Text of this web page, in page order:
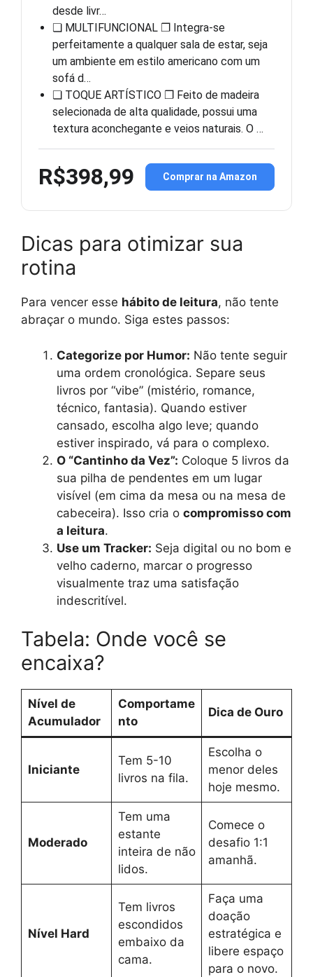
desde livr…
❏ MULTIFUNCIONAL ❐ Integra-se
perfeitamente a qualquer sala de estar, seja
um ambiente em estilo americano com um
sofá d…
❏ TOQUE ARTÍSTICO ❐ Feito de madeira
selecionada de alta qualidade, possui uma
textura aconchegante e veios naturais. O …
R$398,99 Comprar na Amazon
Dicas para otimizar sua
rotina
Para vencer esse hábito de leitura, não tente
abraçar o mundo. Siga estes passos:
Categorize por Humor: Não tente seguir
uma ordem cronológica. Separe seus
livros por “vibe” (mistério, romance,
técnico, fantasia). Quando estiver
cansado, escolha algo leve; quando
estiver inspirado, vá para o complexo.
O “Cantinho da Vez”: Coloque 5 livros da
sua pilha de pendentes em um lugar
visível (em cima da mesa ou na mesa de
cabeceira). Isso cria o compromisso com
a leitura.
Use um Tracker: Seja digital ou no bom e
velho caderno, marcar o progresso
visualmente traz uma satisfação
indescritível.
Tabela: Onde você se
encaixa?
Nível de
Acumulador
Comportame
nto
Dica de Ouro
Iniciante
Tem 5-10
livros na fila.
Escolha o
menor deles
hoje mesmo.
Moderado
Tem uma
estante
inteira de não
lidos.
Comece o
desafio 1:1
amanhã.
Nível Hard
Tem livros
escondidos
embaixo da
cama.
Faça uma
doação
estratégica e
libere espaço
para o novo.